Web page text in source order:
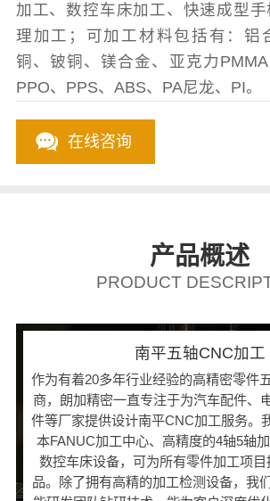
加工、数控车床加工、快速成型
理加工；可加工材料包括有：铝
铜、铍铜、镁合金、亚克力PMMA
PPO、PPS、ABS、PA尼龙、PI。
在线咨询
产品概述
PRODUCT
南平五轴CNC加工
作为有着20多年行业经验的高精密零件
商，朗加精密一直专注于为汽车配件、
件等厂家提供设计南平CNC加工服务。
本FANUC加工中心、高精度的4轴5轴
数控车床设备，可为所有零件加工项
品。除了拥有高精的加工检测设备，我